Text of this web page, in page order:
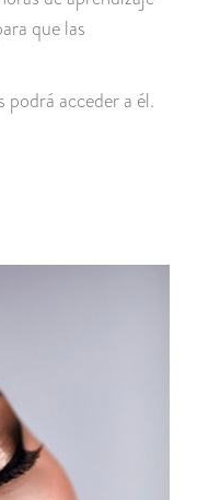
que las
podrá acceder a él.